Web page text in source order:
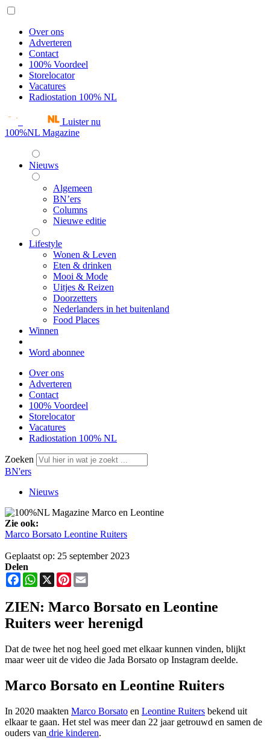
Over ons
Adverteren
Contact
100% Voordeel
Storelocator
Vacatures
Radiostation 100% NL
Luister nu
100%NL Magazine
Nieuws
Algemeen
BN’ers
Columns
Nieuwe editie
Lifestyle
Wonen & Leven
Eten & drinken
Mooi & Mode
Uitjes & Reizen
Doorzetters
Nederlanders in het buitenland
Food Places
Winnen
Word abonnee
Over ons
Adverteren
Contact
100% Voordeel
Storelocator
Vacatures
Radiostation 100% NL
Zoeken
BN'ers
Nieuws
Zie ook:
Marco Borsato Leontine Ruiters
Geplaatst op: 25 september 2023
Delen
FacebookWhatsApp
X Pinterest
ZIEN: Marco Borsato en Leontine
Ruiters weer herenigd
Dat de twee het nog heel goed met elkaar kunnen vinden, blijkt
maar weer uit de video die Jada Borsato op Instagram deelde.
Marco Borsato en Leontine Ruiters
In 2020 maakten Marco Borsato en Leontine Ruiters bekend uit
elkaar te gaan. Het stel was meer dan 22 jaar getrouwd en samen de
ouders van drie kinderen.